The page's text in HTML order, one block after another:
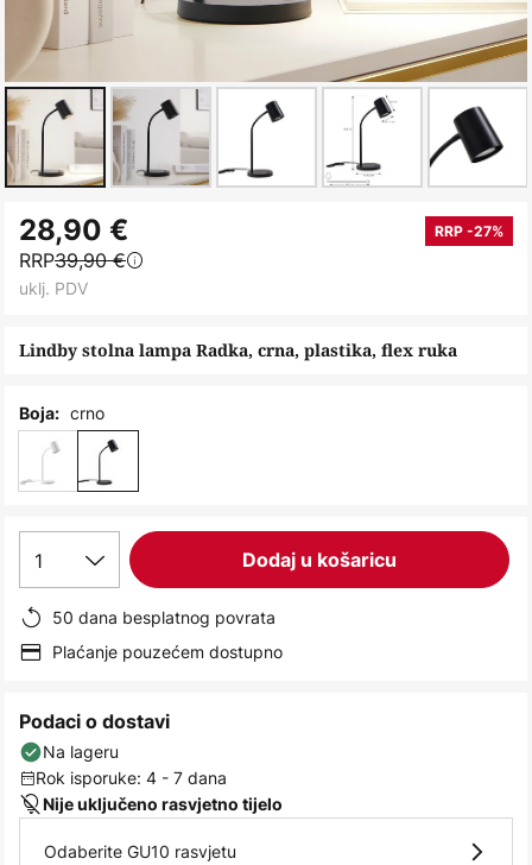
to
the
beginning
the
gallery
Lindby stolna lampa Radka, crna, plastika, flex ruka
28,90 € RRP -27%
RRP39,90 €
uklj. PDV
Boja: crno
1 Dodaj u košaricu
50 dana besplatnog povrata
Plaćanje pouzećem dostupno
Podaci o dostavi
Na lageru
Rok isporuke: 4 - 7 dana
Nije uključeno rasvjetno tijelo
Odaberite GU10 rasvjetu